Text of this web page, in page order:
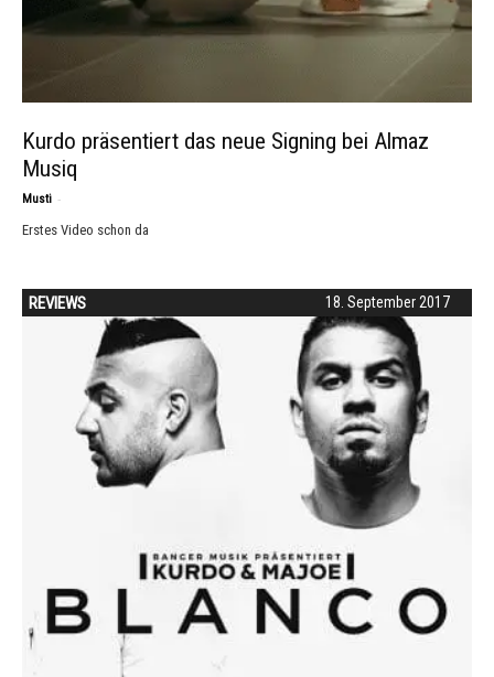
Kurdo präsentiert das neue Signing bei Almaz
Musiq
Musti -
Erstes Video schon da
18. September 2017
REVIEWS